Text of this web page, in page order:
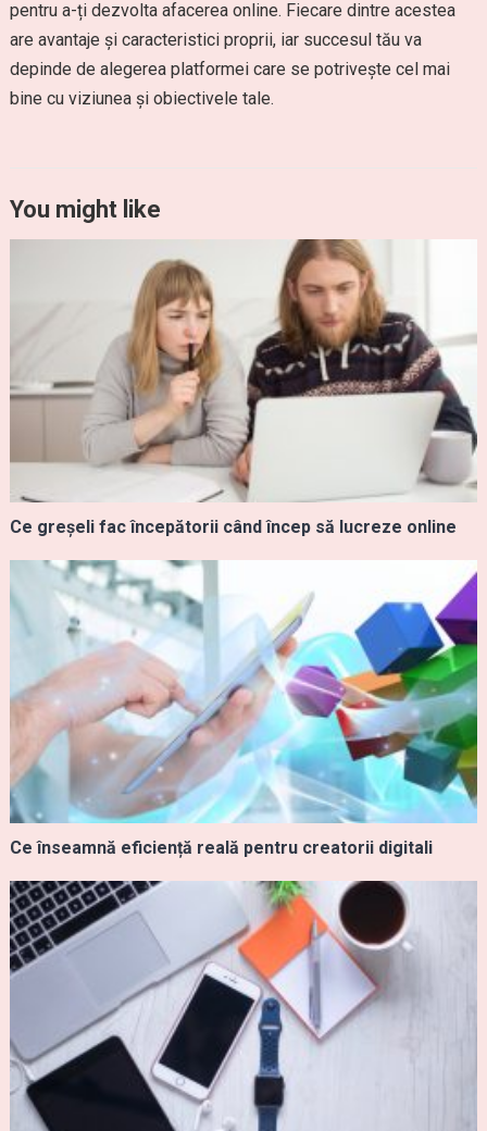
pentru a-ți dezvolta afacerea online. Fiecare dintre acestea
are avantaje și caracteristici proprii, iar succesul tău va
depinde de alegerea platformei care se potrivește cel mai
bine cu viziunea și obiectivele tale.
You might like
Ce greșeli fac începătorii când încep să lucreze online
Ce înseamnă eficiență reală pentru creatorii digitali